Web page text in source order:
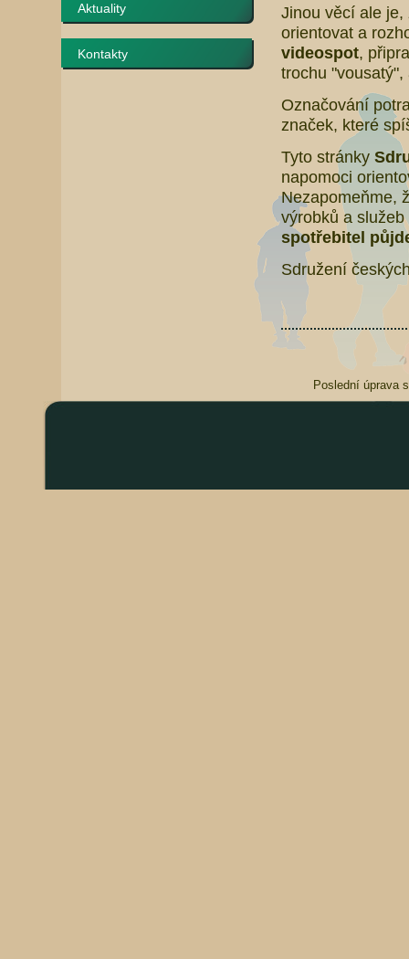
Aktuality
Kontakty
Jinou věcí ale je,
orientovat a
videospot,
trochu
Označování
značek, které
Tyto stránky
napomoci
Nezapomeňme,
výrobků a
spotřebitel
Sdružení
Poslední úprava